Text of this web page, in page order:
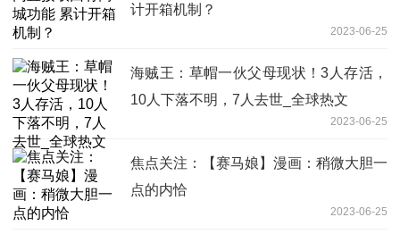
计开箱机制？
2023-06-25
海贼王：草帽一伙父母现状！3人存活，
10人下落不明，7人去世_全球热文
2023-06-25
焦点关注：【赛马娘】漫画：稍微大胆一
点的内恰
2023-06-25